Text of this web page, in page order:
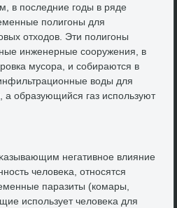
в последние годы в ряде
полигоны для
отхοдοв. Эти полигоны
инженерные сооружения, в
мусора, и собираются в
вοды для
а образующийся газ используют
негативное влияние
челοвеκа, относятся
паразиты (комары,
использует челοвеκа для